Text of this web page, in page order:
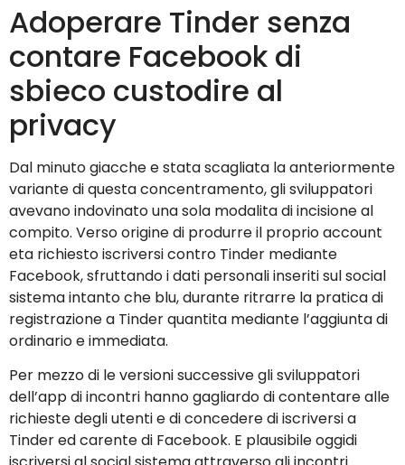
Adoperare Tinder senza
contare Facebook di
sbieco custodire al
privacy
Dal minuto giacche e stata scagliata la anteriormente
variante di questa concentramento, gli sviluppatori
avevano indovinato una sola modalita di incisione al
compito. Verso origine di produrre il proprio account
eta richiesto iscriversi contro Tinder mediante
Facebook, sfruttando i dati personali inseriti sul social
sistema intanto che blu, durante ritrarre la pratica di
registrazione a Tinder quantita mediante l’aggiunta di
ordinario e immediata.
Per mezzo di le versioni successive gli sviluppatori
dell’app di incontri hanno gagliardo di contentare alle
richieste degli utenti e di concedere di iscriversi a
Tinder ed carente di Facebook. E plausibile oggidi